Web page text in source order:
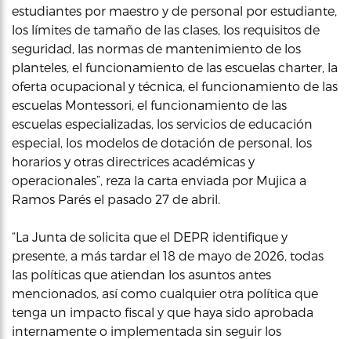
estudiantes por maestro y de personal por estudiante,
los límites de tamaño de las clases, los requisitos de
seguridad, las normas de mantenimiento de los
planteles, el funcionamiento de las escuelas charter, la
oferta ocupacional y técnica, el funcionamiento de las
escuelas Montessori, el funcionamiento de las
escuelas especializadas, los servicios de educación
especial, los modelos de dotación de personal, los
horarios y otras directrices académicas y
operacionales”, reza la carta enviada por Mujica a
Ramos Parés el pasado 27 de abril.
“La Junta de solicita que el DEPR identifique y
presente, a más tardar el 18 de mayo de 2026, todas
las políticas que atiendan los asuntos antes
mencionados, así como cualquier otra política que
tenga un impacto fiscal y que haya sido aprobada
internamente o implementada sin seguir los